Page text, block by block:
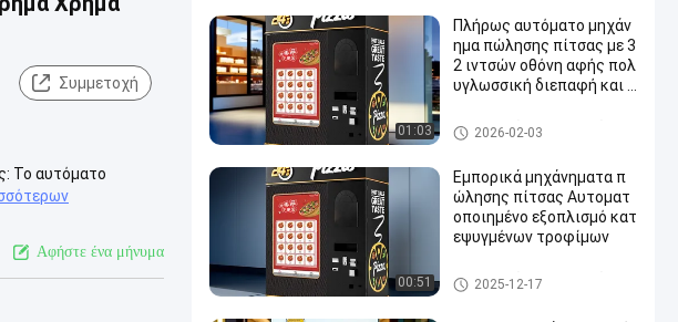
Συμμετοχή
Το αυτόματο
Αφήστε ένα μήνυμα
01:03
Πλήρως αυτόματο μηχάν
ημα πώλησης πίτσας με 3
2 ιντσών οθόνη αφής πολ
υγλωσσική διεπαφή και δ
Μηχανή πώλησης πιτσών
2026-02-03
00:51
Εμπορικά μηχάνηματα π
ώλησης πίτσας Αυτοματ
οποιημένο εξοπλισμό κατ
εψυγμένων τροφίμων
Μηχανή πώλησης πιτσών
2025-12-17